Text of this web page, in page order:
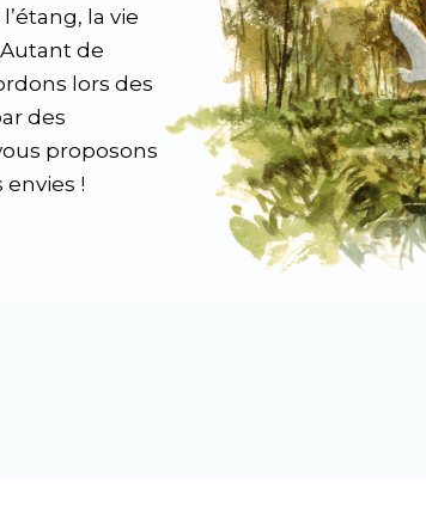
la vie
de
lors des
des
proposons
!